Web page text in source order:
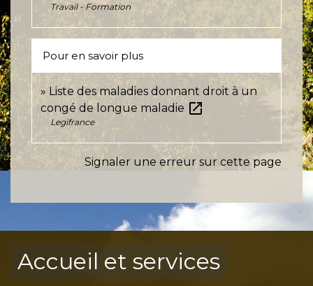
Travail - Formation
Pour en savoir plus
Liste des maladies donnant droit à un
congé de longue maladie open_in_new
Legifrance
Signaler une erreur sur cette page
Accueil et services